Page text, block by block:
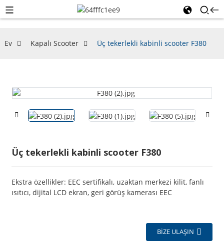
Ev Kapalı Scooter Üç tekerlekli kabinli scooter F380
Üç tekerlekli kabinli scooter F380
Ekstra özellikler: EEC sertifikalı, uzaktan merkezi kilit, fanlı
ısıtıcı, dijital LCD ekran, geri görüş kamerası EEC
BIZE ULAŞIN